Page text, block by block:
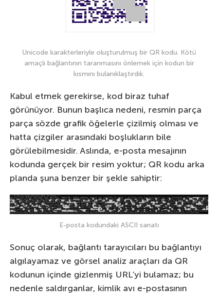
Unicode karakterleriyle oluşturulmuş bir QR kodu. Kötü
amaçlı bağlantının taranmasını önlemek için kodun bir
kısmını bulanıklaştırdık.
Kabul etmek gerekirse, kod biraz tuhaf
görünüyor. Bunun başlıca nedeni, resmin parça
parça sözde grafik öğelerle çizilmiş olması ve
hatta çizgiler arasındaki boşlukların bile
görülebilmesidir. Aslında, e-posta mesajının
kodunda gerçek bir resim yoktur; QR kodu arka
planda şuna benzer bir şekle sahiptir:
E-posta kodundaki ASCII sanatı
Sonuç olarak, bağlantı tarayıcıları bu bağlantıyı
algılayamaz ve görsel analiz araçları da QR
kodunun içinde gizlenmiş URL’yi bulamaz; bu
nedenle saldırganlar, kimlik avı e-postasının